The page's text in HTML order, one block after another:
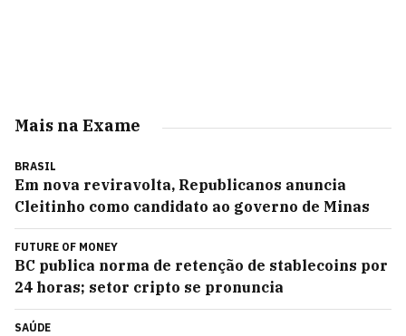
Mais na Exame
BRASIL
Em nova reviravolta, Republicanos anuncia
Cleitinho como candidato ao governo de Minas
FUTURE OF MONEY
BC publica norma de retenção de stablecoins por
24 horas; setor cripto se pronuncia
SAÚDE